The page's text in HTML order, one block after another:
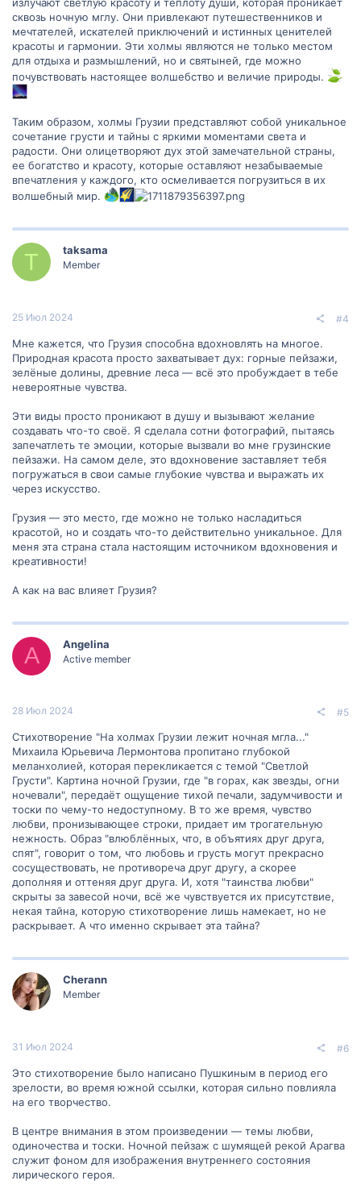
сквозь ночную мглу. Они привлекают путешественников и
мечтателей, искателей приключений и истинных ценителей
красоты и гармонии. Эти холмы являются не только местом
для отдыха и размышлений, но и святыней, где можно
почувствовать настоящее волшебство и величие природы.
Таким образом, холмы Грузии представляют собой уникальное
сочетание грусти и тайны с яркими моментами света и
радости. Они олицетворяют дух этой замечательной страны,
ее богатство и красоту, которые оставляют незабываемые
впечатления у каждого, кто осмеливается погрузиться в их
волшебный мир.
T taksama
Member
25 Июл 2024 #4
Мне кажется, что Грузия способна вдохновлять на многое.
Природная красота просто захватывает дух: горные пейзажи,
зелёные долины, древние леса — всё это пробуждает в тебе
невероятные чувства.
Эти виды просто проникают в душу и вызывают желание
создавать что-то своё. Я сделала сотни фотографий, пытаясь
запечатлеть те эмоции, которые вызвали во мне грузинские
пейзажи. На самом деле, это вдохновение заставляет тебя
погружаться в свои самые глубокие чувства и выражать их
через искусство.
Грузия — это место, где можно не только насладиться
красотой, но и создать что-то действительно уникальное. Для
меня эта страна стала настоящим источником вдохновения и
креативности!
А как на вас влияет Грузия?
A Angelina
Active member
28 Июл 2024 #5
Стихотворение "На холмах Грузии лежит ночная мгла..."
Михаила Юрьевича Лермонтова пропитано глубокой
меланхолией, которая перекликается с темой "Светлой
Грусти". Картина ночной Грузии, где "в горах, как звезды, огни
ночевали", передаёт ощущение тихой печали, задумчивости и
тоски по чему-то недоступному. В то же время, чувство
любви, пронизывающее строки, придает им трогательную
нежность. Образ "влюблённых, что, в объятиях друг друга,
спят", говорит о том, что любовь и грусть могут прекрасно
сосуществовать, не противореча друг другу, а скорее
дополняя и оттеняя друг друга. И, хотя "таинства любви"
скрыты за завесой ночи, всё же чувствуется их присутствие,
некая тайна, которую стихотворение лишь намекает, но не
раскрывает. А что именно скрывает эта тайна?
Cherann
Member
31 Июл 2024 #6
Это стихотворение было написано Пушкиным в период его
зрелости, во время южной ссылки, которая сильно повлияла
на его творчество.
В центре внимания в этом произведении — темы любви,
одиночества и тоски. Ночной пейзаж с шумящей рекой Арагва
служит фоном для изображения внутреннего состояния
лирического героя.